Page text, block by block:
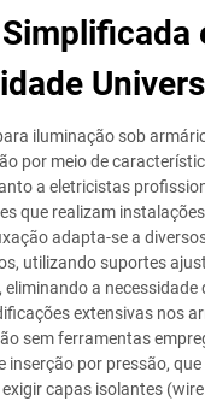
iluminação sob
por meio de
a eletricistas
que realizam
adapta-se a
utilizando suportes
a necessidade
extensivas nos
sem ferramentas
inserção por pressão,
capas isolantes